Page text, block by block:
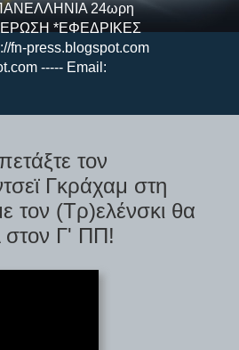
24ωρη
*ΕΦΕΔΡΙΚΕΣ
fn-press.blogspot.com
----- Email:
τον
Γκράχαμ στη
τον (Τρ)ελένσκι θα
στον Γ' ΠΠ!